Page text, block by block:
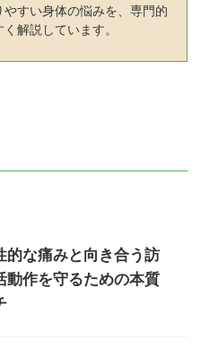
すい身体の悩みを、専門的
解説しています。
的な痛みと向き合う訪
動作を守るための本質